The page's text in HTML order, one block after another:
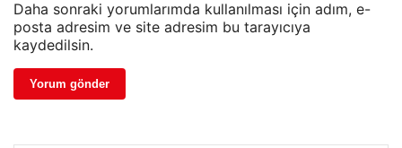
Daha sonraki yorumlarımda kullanılması için adım, e-
posta adresim ve site adresim bu tarayıcıya
kaydedilsin.